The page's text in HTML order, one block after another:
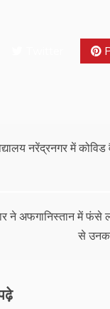
नरेंद्रनगर में
ने अफगानिस्तान में फंसे
से उनका